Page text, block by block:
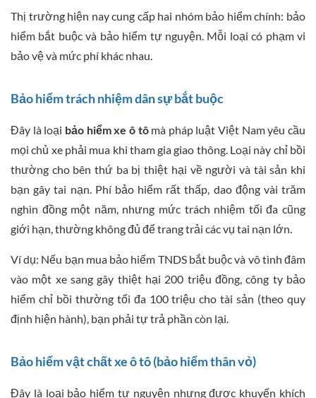
Thị trường hiện nay cung cấp hai nhóm bảo hiểm chính: bảo
hiểm bắt buộc và bảo hiểm tự nguyện. Mỗi loại có phạm vi
bảo vệ và mức phí khác nhau.
Bảo hiểm trách nhiệm dân sự bắt buộc
Đây là loại bảo hiểm xe ô tômà pháp luật Việt Nam yêu cầu
mọi chủ xe phải mua khi tham gia giao thông. Loại này chỉ bồi
thường cho bên thứ ba bị thiệt hại về người và tài sản khi
bạn gây tai nạn. Phí bảo hiểm rất thấp, dao động vài trăm
nghìn đồng một năm, nhưng mức trách nhiệm tối đa cũng
giới hạn, thường không đủ để trang trải các vụ tai nạn lớn.
Ví dụ: Nếu bạn mua bảo hiểm TNDS bắt buộc và vô tình đâm
vào một xe sang gây thiệt hại 200 triệu đồng, công ty bảo
hiểm chỉ bồi thường tối đa 100 triệu cho tài sản (theo quy
định hiện hành), bạn phải tự trả phần còn lại.
Bảo hiểm vật chất xe ô tô (bảo hiểm thân vỏ)
Đây là loại bảo hiểm tự nguyện nhưng được khuyến khích